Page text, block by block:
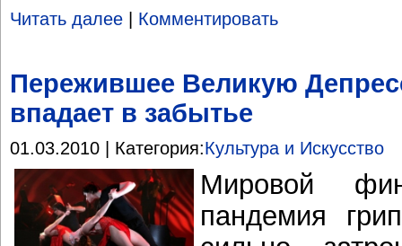
Читать далее Комментировать
Пережившее Великую
впадает в забытье
01.03.2010 | Категория:Культура и Искусство
Мировой
пандемия